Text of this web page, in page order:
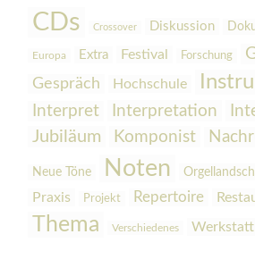
CDs Crossover Diskussion
Europa Extra Festival Forschung
Gespräch Hochschule
Interpret Interpretation
Jubiläum
Komponist
Neue Töne Noten
Praxis Projekt Repertoire
Thema Verschiedenes Werkstatt